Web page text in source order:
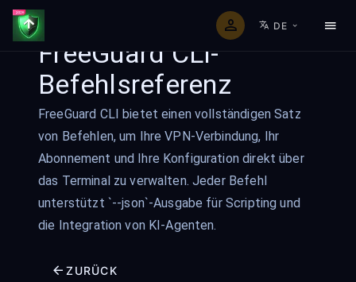
DE
FreeGuard CLI-
Befehlsreferenz
FreeGuard CLI bietet einen vollständigen Satz
von Befehlen, um Ihre VPN-Verbindung, Ihr
Abonnement und Ihre Konfiguration direkt über
das Terminal zu verwalten. Jeder Befehl
unterstützt `--json`-Ausgabe für Scripting und
die Integration von KI-Agenten.
ZURÜCK